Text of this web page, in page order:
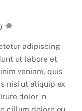
adipiscing
ut labore et
veniam, quis
nisi ut aliquip ex
dolor in